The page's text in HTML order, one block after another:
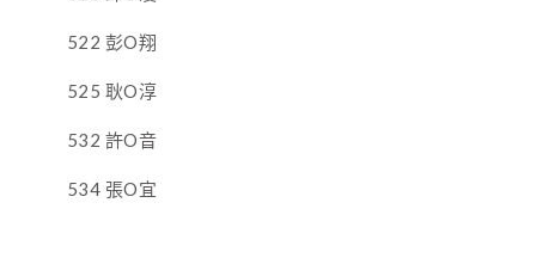
522 彭O翔
525 耿O淳
532 許O音
534 張O宜